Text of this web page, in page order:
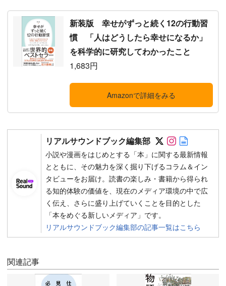
新装版 幸せがずっと続く12の行動習
慣 「人はどうしたら幸せになるか」
を科学的に研究してわかったこと
1,683円
Amazonで詳細をみる
リアルサウンドブック編集部 Follow on
Follow on
小説や漫画をはじめとする「本」に関する最新情報
とともに、その魅力を深く掘り下げるコラム＆イン
タビューをお届け。読書の楽しみ・書籍から得られ
る知的体験の価値を、現在のメディア環境の中で広
く伝え、さらに盛り上げていくことを目的とした
「本をめぐる新しいメディア」です。
リアルサウンドブック編集部の記事一覧はこちら
関連記事